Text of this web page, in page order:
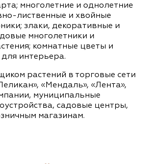
многолетние и однолетние
лиственные и хвойные
злаки, декоративные и
многолетники и
комнатные цветы и
интерьера.
растений в торговые сети
«Мендаль», «Лента»,
муниципальные
садовые центры,
магазинам.